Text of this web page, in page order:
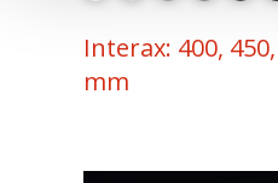
Interax: 400,
mm